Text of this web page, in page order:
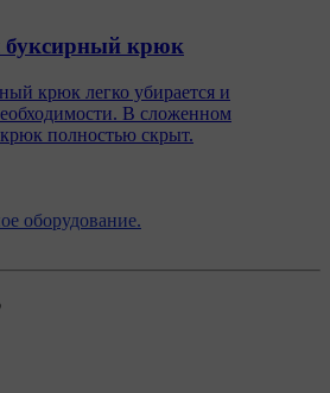
оборудование.
крюк
крюк легко убирается и
В сложенном
полностью скрыт.